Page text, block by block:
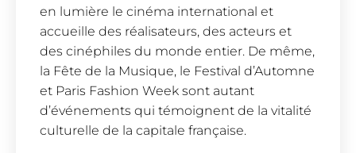
en lumière le cinéma international et
accueille des réalisateurs, des acteurs et
des cinéphiles du monde entier. De même,
la Fête de la Musique, le Festival d’Automne
et Paris Fashion Week sont autant
d’événements qui témoignent de la vitalité
culturelle de la capitale française.